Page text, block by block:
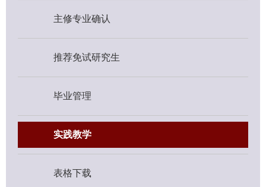
主修专业确认
推荐免试研究生
毕业管理
实践教学
表格下载